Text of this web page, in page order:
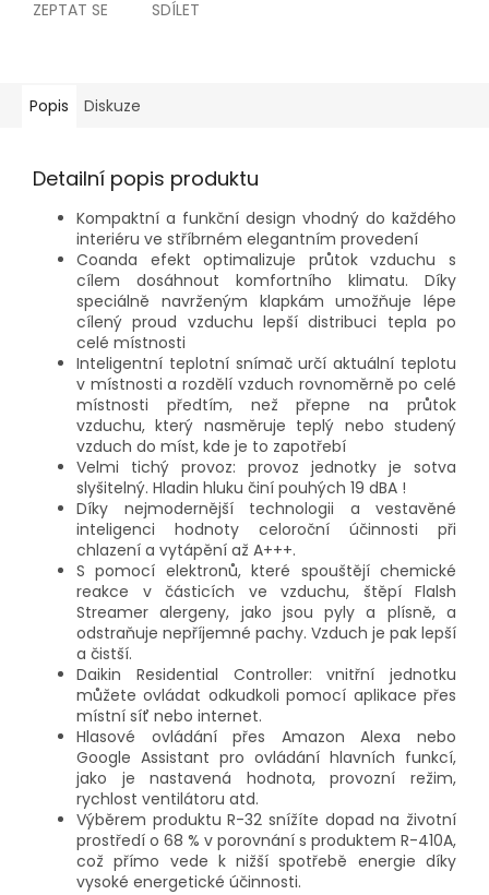
ZEPTAT SE SDÍLET
Popis Diskuze
Detailní popis produktu
Kompaktní a funkční design vhodný do každého
interiéru ve stříbrném elegantním provedení
Coanda efekt optimalizuje průtok vzduchu s
cílem dosáhnout komfortního klimatu. Díky
speciálně navrženým klapkám umožňuje lépe
cílený proud vzduchu lepší distribuci tepla po
celé místnosti
Inteligentní teplotní snímač určí aktuální teplotu
v místnosti a rozdělí vzduch rovnoměrně po celé
místnosti předtím, než přepne na průtok
vzduchu, který nasměruje teplý nebo studený
vzduch do míst, kde je to zapotřebí
Velmi tichý provoz: provoz jednotky je sotva
slyšitelný. Hladin hluku činí pouhých 19 dBA !
Díky nejmodernější technologii a vestavěné
inteligenci hodnoty celoroční účinnosti při
chlazení a vytápění až A+++.
S pomocí elektronů, které spouštějí chemické
reakce v částicích ve vzduchu, štěpí Flalsh
Streamer alergeny, jako jsou pyly a plísně, a
odstraňuje nepříjemné pachy. Vzduch je pak lepší
a čistší.
Daikin Residential Controller: vnitřní jednotku
můžete ovládat odkudkoli pomocí aplikace přes
místní síť nebo internet.
Hlasové ovládání přes Amazon Alexa nebo
Google Assistant pro ovládání hlavních funkcí,
jako je nastavená hodnota, provozní režim,
rychlost ventilátoru atd.
Výběrem produktu R-32 snížíte dopad na životní
prostředí o 68 % v porovnání s produktem R-410A,
což přímo vede k nižší spotřebě energie díky
vysoké energetické účinnosti.